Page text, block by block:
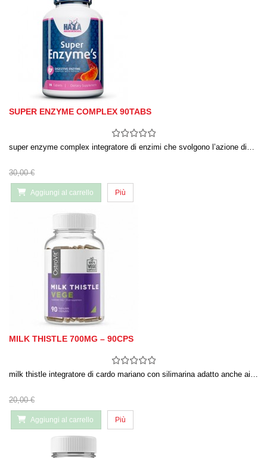
SUPER ENZYME COMPLEX 90TABS
super enzyme complex integratore di enzimi che svolgono l’azione di…
30,00 €
Aggiungi al carrello Più
MILK THISTLE 700MG – 90CPS
milk thistle integratore di cardo mariano con silimarina adatto anche ai…
20,00 €
Aggiungi al carrello Più